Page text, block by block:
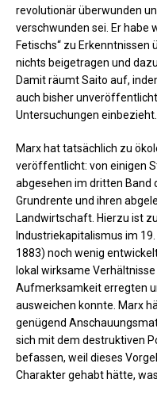
revolutionär überwunden
verschwunden sei. Er habe
Fetischs“ zu
nichts beigetragen und
Damit räumt Saito auf,
auch bisher
Untersuchungen einbezieht.
Marx hat tatsächlich zu
veröffentlicht: von einigen
abgesehen im dritten Band
Grundrente und ihren
Landwirtschaft. Hierzu ist
Industriekapitalismus im
1883) noch wenig
lokal wirksame
Aufmerksamkeit erregten
ausweichen konnte. Marx
genügend
sich mit dem destruktiven
befassen, weil dieses
Charakter gehabt hätte,